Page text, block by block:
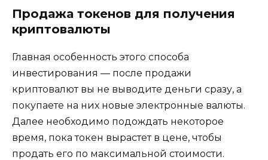
Продажа токенов для получения
криптовалюты
Главная особенность этого способа
инвестирования — после продажи
криптовалют вы не выводите деньги сразу, а
покупаете на них новые электронные валюты.
Далее необходимо подождать некоторое
время, пока токен вырастет в цене, чтобы
продать его по максимальной стоимости.